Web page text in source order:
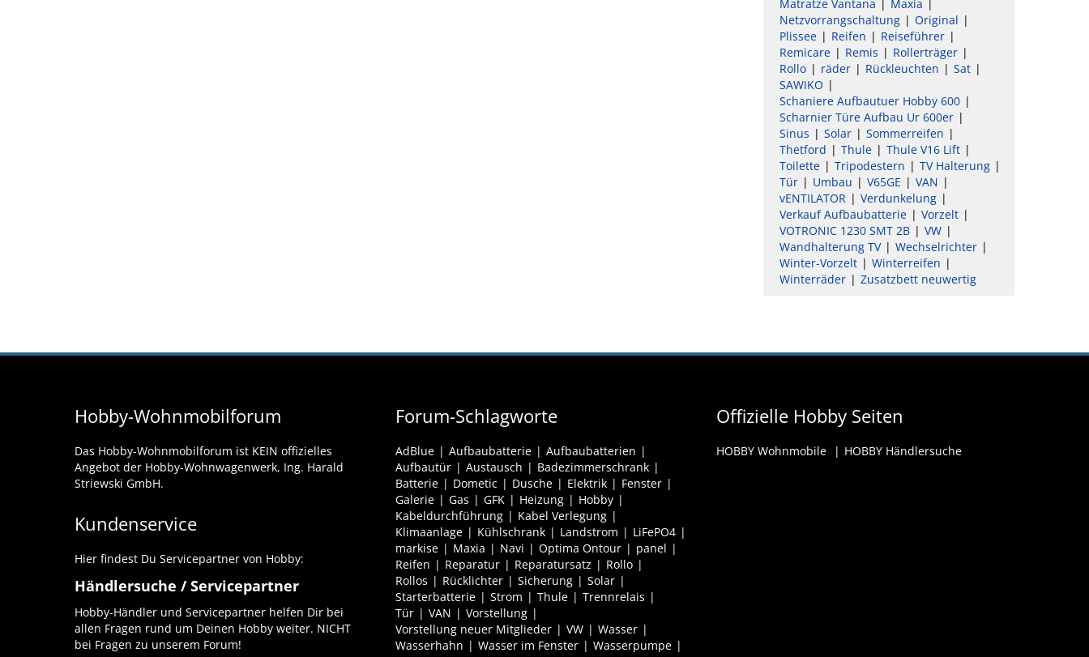
Matratze Vantana
Maxia
Netzvorrangschaltung
Original
Plissee
Reifen
Reiseführer
Remicare
Remis
Rollerträger
Rollo
räder Rückleuchten
Sat
SAWIKO
Schaniere Aufbautuer Hobby 600
Scharnier Türe Aufbau Ur 600er
Sinus
Solar
Sommerreifen
Thetford
Thule
Thule V16 Lift
Toilette
Tripodestern
TV Halterung
Tür
Umbau V65GE
VAN
vENTILATOR
Verdunkelung
Verkauf Aufbaubatterie
Vorzelt
VOTRONIC 1230 SMT 2B
VW
Wandhalterung TV
Wechselrichter
Winter-Vorzelt
Winterreifen
Winterräder
Zusatzbett neuwertig
Hobby-Wohnmobilforum
Das Hobby-Wohnmobilforum ist KEIN offizielles
Angebot der Hobby-Wohnwagenwerk, Ing. Harald
Striewski GmbH.
Kundenservice
Hier findest Du Servicepartner von Hobby:
Händlersuche / Servicepartner
Hobby-Händler und Servicepartner helfen Dir bei
allen Fragen rund um Deinen Hobby weiter. NICHT
bei Fragen zu unserem Forum!
Forum-Schlagworte
AdBlue Aufbaubatterie
Aufbaubatterien
Aufbautür
Austausch
Badezimmerschrank
Batterie
Dometic Dusche Elektrik
Fenster
Galerie
Gas GFK Heizung
Hobby
Kabeldurchführung
Kabel Verlegung
Klimaanlage
Kühlschrank Landstrom
LiFePO4
markise
Maxia Navi Optima Ontour
panel
Reifen
Reparatur Reparatursatz
Rollo
Rollos
Rücklichter Sicherung
Solar
Starterbatterie
Strom Thule
Trennrelais
Tür
VAN
Vorstellung
Vorstellung neuer Mitglieder
VW
Wasser
Wasserhahn
Wasser im Fenster
Wasserpumpe
Offizielle Hobby Seiten
HOBBY Wohnmobile HOBBY Händlersuche